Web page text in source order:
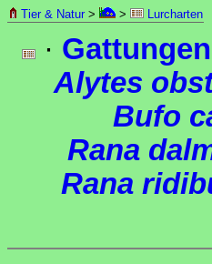
Tier & Natur> > Lurcharten
· Gattungen
Alytes
Bufo
Rana
Rana